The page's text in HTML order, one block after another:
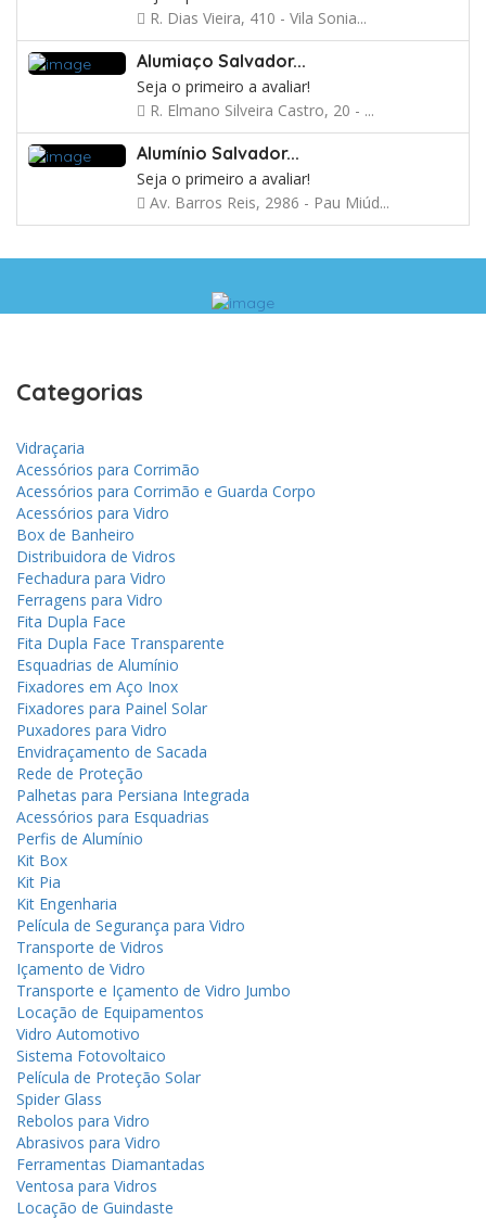
R. Dias Vieira, 410 - Vila Sonia...
Alumiaço Salvador...
Seja o primeiro a avaliar!
R. Elmano Silveira Castro, 20 - ...
Alumínio Salvador...
Seja o primeiro a avaliar!
Av. Barros Reis, 2986 - Pau Miúd...
Categorias
Vidraçaria
Acessórios para Corrimão
Acessórios para Corrimão e Guarda Corpo
Acessórios para Vidro
Box de Banheiro
Distribuidora de Vidros
Fechadura para Vidro
Ferragens para Vidro
Fita Dupla Face
Fita Dupla Face Transparente
Esquadrias de Alumínio
Fixadores em Aço Inox
Fixadores para Painel Solar
Puxadores para Vidro
Envidraçamento de Sacada
Rede de Proteção
Palhetas para Persiana Integrada
Acessórios para Esquadrias
Perfis de Alumínio
Kit Box
Kit Pia
Kit Engenharia
Película de Segurança para Vidro
Transporte de Vidros
Içamento de Vidro
Transporte e Içamento de Vidro Jumbo
Locação de Equipamentos
Vidro Automotivo
Sistema Fotovoltaico
Película de Proteção Solar
Spider Glass
Rebolos para Vidro
Abrasivos para Vidro
Ferramentas Diamantadas
Ventosa para Vidros
Locação de Guindaste